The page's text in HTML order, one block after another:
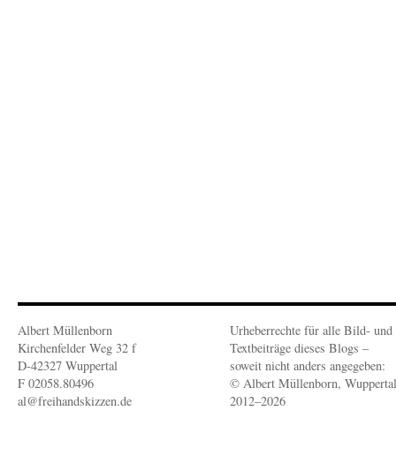
Albert Müllenborn
Kirchenfelder Weg 32 f
D-42327 Wuppertal
F 02058.80496
al@freihandskizzen.de
Urheberrechte für alle Bild- und
Textbeiträge dieses Blogs –
soweit nicht anders angegeben:
© Albert Müllenborn, Wuppertal
2012–2026